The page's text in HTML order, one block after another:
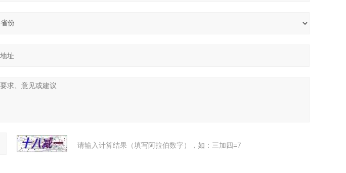
请输入计算结果（填写阿拉伯数字），如：三加四=7